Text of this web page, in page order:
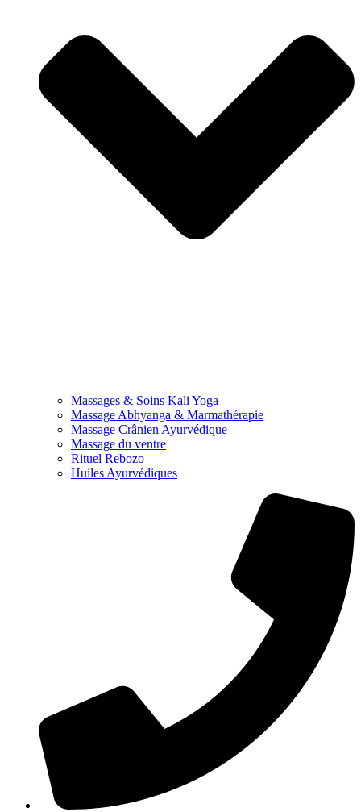
Massages & Soins Kali Yoga
Massage Abhyanga & Marmathérapie
Massage Crânien Ayurvédique
Massage du ventre
Rituel Rebozo
Huiles Ayurvédiques